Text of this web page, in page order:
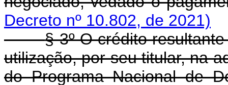
Decreto nº 10.802, de 2021)
§ 3º O crédito
utilização, por seu titular, na
do Programa Nacional de